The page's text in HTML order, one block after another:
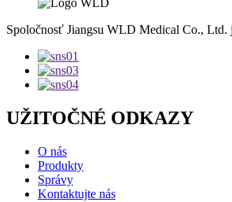
Spoločnosť Jiangsu WLD Medical Co., Ltd.
UŽITOČNÉ ODKAZY
O nás
Produkty
Správy
Kontaktujte nás